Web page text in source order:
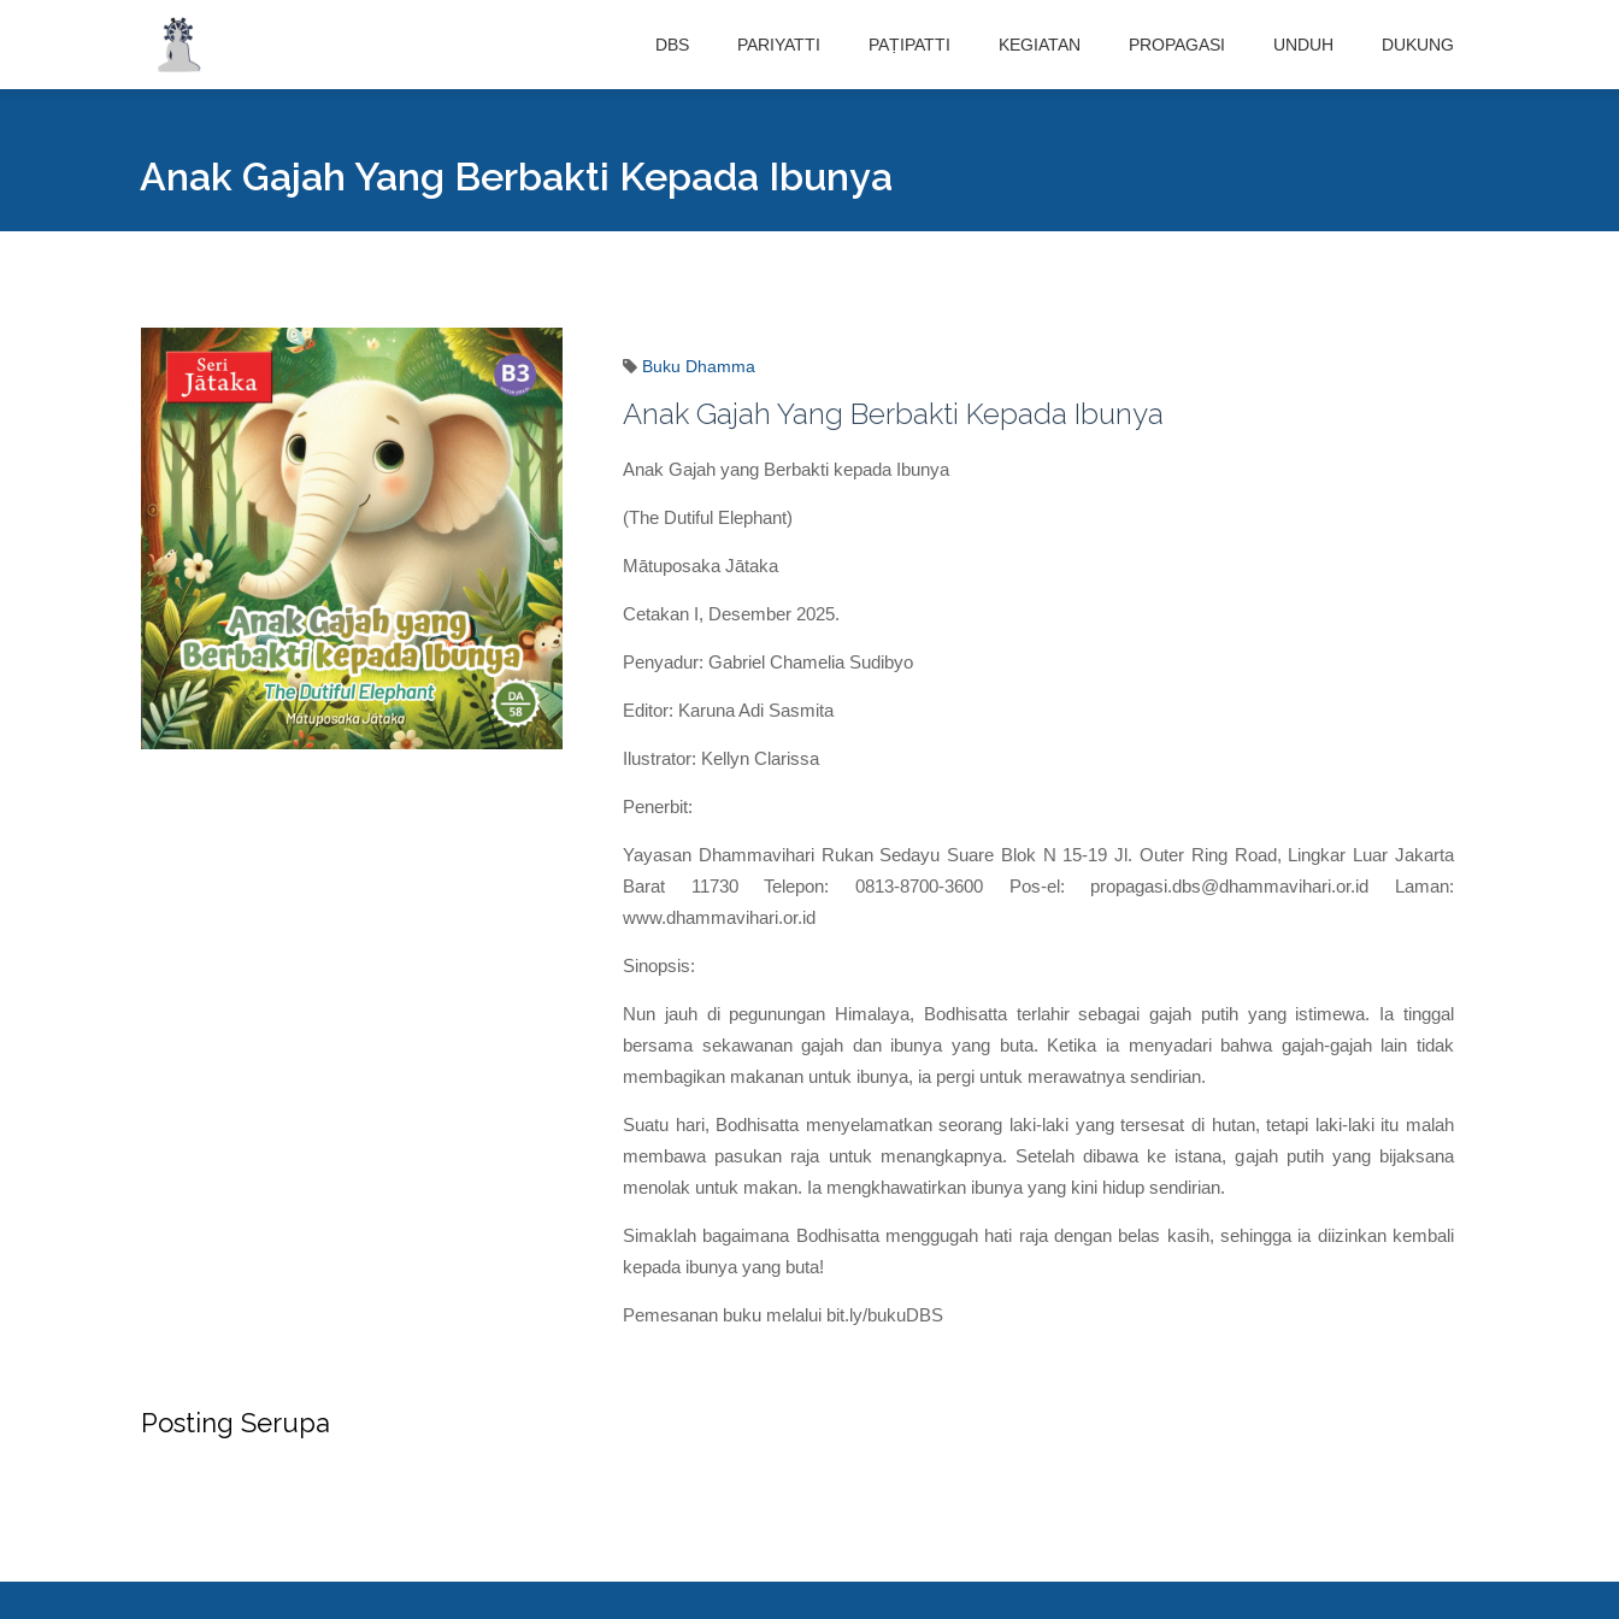
DBS PARIYATTI PAṬIPATTI KEGIATAN PROPAGASI UNDUH DUKUNG
Anak Gajah Yang Berbakti Kepada Ibunya
Buku Dhamma
Anak Gajah Yang Berbakti Kepada Ibunya
Anak Gajah yang Berbakti kepada Ibunya
(The Dutiful Elephant)
Mātuposaka Jātaka
Cetakan I, Desember 2025.
Penyadur: Gabriel Chamelia Sudibyo
Editor: Karuna Adi Sasmita
Ilustrator: Kellyn Clarissa
Penerbit:
Yayasan Dhammavihari Rukan Sedayu Suare Blok N 15-19 Jl. Outer Ring Road, Lingkar Luar Jakarta
Barat 11730 Telepon: 0813-8700-3600 Pos-el: propagasi.dbs@dhammavihari.or.id Laman:
www.dhammavihari.or.id
Sinopsis:
Nun jauh di pegunungan Himalaya, Bodhisatta terlahir sebagai gajah putih yang istimewa. Ia tinggal
bersama sekawanan gajah dan ibunya yang buta. Ketika ia menyadari bahwa gajah-gajah lain tidak
membagikan makanan untuk ibunya, ia pergi untuk merawatnya sendirian.
Suatu hari, Bodhisatta menyelamatkan seorang laki-laki yang tersesat di hutan, tetapi laki-laki itu malah
membawa pasukan raja untuk menangkapnya. Setelah dibawa ke istana, gajah putih yang bijaksana
menolak untuk makan. Ia mengkhawatirkan ibunya yang kini hidup sendirian.
Simaklah bagaimana Bodhisatta menggugah hati raja dengan belas kasih, sehingga ia diizinkan kembali
kepada ibunya yang buta!
Pemesanan buku melalui bit.ly/bukuDBS
Posting Serupa